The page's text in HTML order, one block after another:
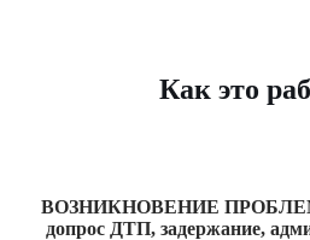
Как это
ВОЗНИКНОВЕНИЕ
допрос ДТП, задержание,